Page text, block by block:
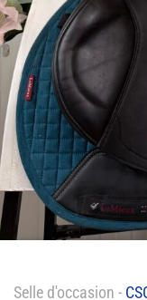
Selle d'occasion -